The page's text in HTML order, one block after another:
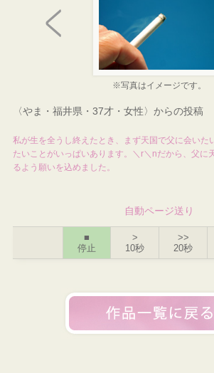
※写真はイメージです。
〈やま・福井県・37才・女性〉からの投稿
私が生を全うし終えたとき、まず天国で父に会いた
たいことがいっぱいあります。＼r＼nだから、父に
るよう願いを込めました。
自動ページ送り
■
停止
>
10秒
>>
20秒